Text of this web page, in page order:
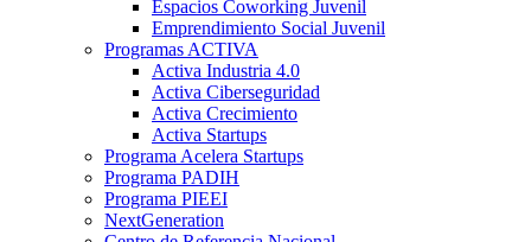
Espacios Coworking Juvenil
Emprendimiento Social Juvenil
Programas ACTIVA
Activa Industria 4.0
Activa Ciberseguridad
Activa Crecimiento
Activa Startups
Programa Acelera Startups
Programa PADIH
Programa PIEEI
NextGeneration